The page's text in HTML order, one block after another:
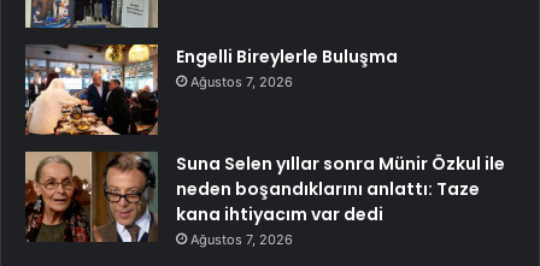
Engelli Bireylerle Buluşma
Ağustos 7, 2026
Suna Selen yıllar sonra Münir Özkul ile
neden boşandıklarını anlattı: Taze
kana ihtiyacım var dedi
Ağustos 7, 2026